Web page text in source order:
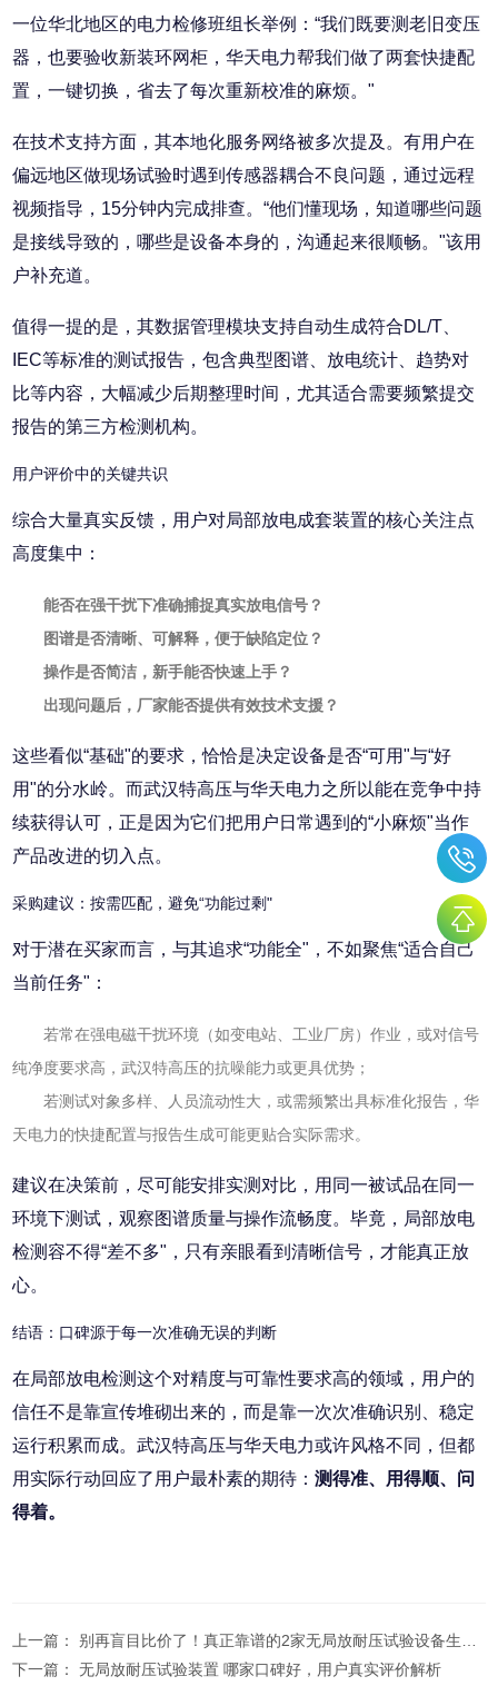
一位华北地区的电力检修班组长举例：“我们既要测老旧变压
器，也要验收新装环网柜，华天电力帮我们做了两套快捷配
置，一键切换，省去了每次重新校准的麻烦。"
在技术支持方面，其本地化服务网络被多次提及。有用户在
偏远地区做现场试验时遇到传感器耦合不良问题，通过远程
视频指导，15分钟内完成排查。“他们懂现场，知道哪些问题
是接线导致的，哪些是设备本身的，沟通起来很顺畅。"该用
户补充道。
值得一提的是，其数据管理模块支持自动生成符合DL/T、
IEC等标准的测试报告，包含典型图谱、放电统计、趋势对
比等内容，大幅减少后期整理时间，尤其适合需要频繁提交
报告的第三方检测机构。
用户评价中的关键共识
综合大量真实反馈，用户对局部放电成套装置的核心关注点
高度集中：
能否在强干扰下准确捕捉真实放电信号？
图谱是否清晰、可解释，便于缺陷定位？
操作是否简洁，新手能否快速上手？
出现问题后，厂家能否提供有效技术支援？
这些看似“基础"的要求，恰恰是决定设备是否“可用"与“好
用"的分水岭。而武汉特高压与华天电力之所以能在竞争中持
续获得认可，正是因为它们把用户日常遇到的“小麻烦"当作
产品改进的切入点。
采购建议：按需匹配，避免“功能过剩"
对于潜在买家而言，与其追求“功能全"，不如聚焦“适合自己
当前任务"：
若常在强电磁干扰环境（如变电站、工业厂房）作业，或对信号
纯净度要求高，武汉特高压的抗噪能力或更具优势；
若测试对象多样、人员流动性大，或需频繁出具标准化报告，华
天电力的快捷配置与报告生成可能更贴合实际需求。
建议在决策前，尽可能安排实测对比，用同一被试品在同一
环境下测试，观察图谱质量与操作流畅度。毕竟，局部放电
检测容不得“差不多"，只有亲眼看到清晰信号，才能真正放
心。
结语：口碑源于每一次准确无误的判断
在局部放电检测这个对精度与可靠性要求高的领域，用户的
信任不是靠宣传堆砌出来的，而是靠一次次准确识别、稳定
运行积累而成。武汉特高压与华天电力或许风格不同，但都
用实际行动回应了用户最朴素的期待：测得准、用得顺、问
得着。
上一篇：别再盲目比价了！真正靠谱的2家无局放耐压试验设备生产厂家在这！
下一篇：无局放耐压试验装置 哪家口碑好，用户真实评价解析